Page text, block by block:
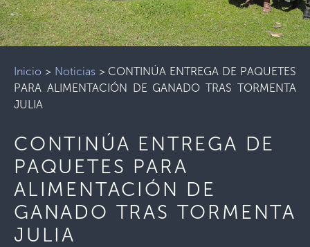
Inicio > Noticias> CONTINÚA ENTREGA DE PAQUETES
PARA ALIMENTACIÓN DE GANADO TRAS TORMENTA
JULIA
CONTINÚA ENTREGA DE
PAQUETES PARA
ALIMENTACIÓN DE
GANADO TRAS TORMENTA
JULIA